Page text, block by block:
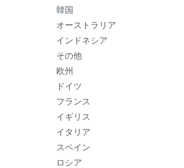
韓国
オーストラリア
インドネシア
その他
欧州
ドイツ
フランス
イギリス
イタリア
スペイン
ロシア